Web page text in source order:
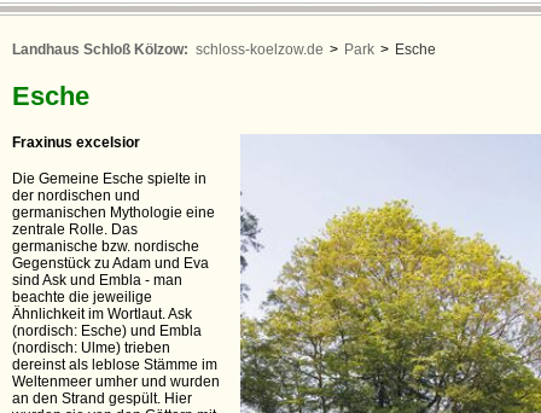
Landhaus Schloß Kölzow: schloss-koelzow.de > Park > Esche
Esche
Fraxinus excelsior
Die Gemeine Esche spielte in
der nordischen und
germanischen Mythologie eine
zentrale Rolle. Das
germanische bzw. nordische
Gegenstück zu Adam und Eva
sind Ask und Embla - man
beachte die jeweilige
Ähnlichkeit im Wortlaut. Ask
(nordisch: Esche) und Embla
(nordisch: Ulme) trieben
dereinst als leblose Stämme im
Weltenmeer umher und wurden
an den Strand gespült. Hier